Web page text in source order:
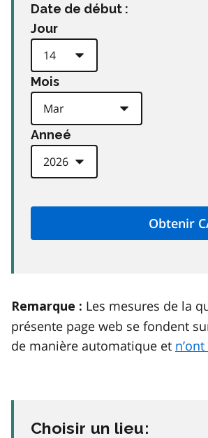
Date de début :
Jour
Mois
Anneé
Remarque : Les mesures de la
présente page web se fondent
de manière automatique et
Choisir un lieu: